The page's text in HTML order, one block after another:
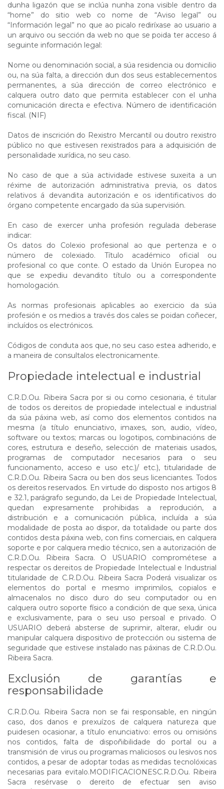
dunha ligazón que se inclúa nunha zona visible dentro da
“home” do sitio web co nome de “Aviso legal” ou
“Información legal” no que ao picalo rediríxase ao usuario a
un arquivo ou sección da web no que se poida ter acceso á
seguinte información legal:
Nome ou denominación social, a súa residencia ou domicilio
ou, na súa falta, a dirección dun dos seus establecementos
permanentes, a súa dirección de correo electrónico e
calquera outro dato que permita establecer con el unha
comunicación directa e efectiva. Número de identificación
fiscal. (NIF)
Datos de inscrición do Rexistro Mercantil ou doutro rexistro
público no que estivesen rexistrados para a adquisición de
personalidade xurídica, no seu caso.
No caso de que a súa actividade estivese suxeita a un
réxime de autorización administrativa previa, os datos
relativos á devandita autorización e os identificativos do
órgano competente encargado da súa supervisión.
En caso de exercer unha profesión regulada deberase
indicar:
Os datos do Colexio profesional ao que pertenza e o
número de colexiado. Título académico oficial ou
profesional co que conte. O estado da Unión Europea no
que se expediu devandito título ou a correspondente
homologación.
As normas profesionais aplicables ao exercicio da súa
profesión e os medios a través dos cales se poidan coñecer,
incluídos os electrónicos.
Códigos de conduta aos que, no seu caso estea adherido, e
a maneira de consultalos electronicamente.
Propiedade intelectual e industrial
C.R.D.Ou. Ribeira Sacra por si ou como cesionaria, é titular
de todos os dereitos de propiedade intelectual e industrial
da súa páxina web, así como dos elementos contidos na
mesma (a título enunciativo, imaxes, son, audio, vídeo,
software ou textos; marcas ou logotipos, combinacións de
cores, estrutura e deseño, selección de materiais usados,
programas de computador necesarios para o seu
funcionamento, acceso e uso etc.)/ etc.), titularidade de
C.R.D.Ou. Ribeira Sacra ou ben dos seus licenciantes. Todos
os dereitos reservados. En virtude do disposto nos artigos 8
e 32.1, parágrafo segundo, da Lei de Propiedade Intelectual,
quedan expresamente prohibidas a reprodución, a
distribución e a comunicación pública, incluída a súa
modalidade de posta ao dispor, da totalidade ou parte dos
contidos desta páxina web, con fins comerciais, en calquera
soporte e por calquera medio técnico, sen a autorización de
C.R.D.Ou. Ribeira Sacra. O USUARIO comprométese a
respectar os dereitos de Propiedade Intelectual e Industrial
titularidade de C.R.D.Ou. Ribeira Sacra Poderá visualizar os
elementos do portal e mesmo imprimilos, copialos e
almacenalos no disco duro do seu computador ou en
calquera outro soporte físico a condición de que sexa, única
e exclusivamente, para o seu uso persoal e privado. O
USUARIO deberá absterse de suprimir, alterar, eludir ou
manipular calquera dispositivo de protección ou sistema de
seguridade que estivese instalado nas páxinas de C.R.D.Ou.
Ribeira Sacra.
Exclusión de garantías e
responsabilidade
C.R.D.Ou. Ribeira Sacra non se fai responsable, en ningún
caso, dos danos e prexuízos de calquera natureza que
puidesen ocasionar, a título enunciativo: erros ou omisións
nos contidos, falta de dispoñibilidade do portal ou a
transmisión de virus ou programas maliciosos ou lesivos nos
contidos, a pesar de adoptar todas as medidas tecnolóxicas
necesarias para evitalo.MODIFICACIONESC.R.D.Ou. Ribeira
Sacra resérvase o dereito de efectuar sen aviso